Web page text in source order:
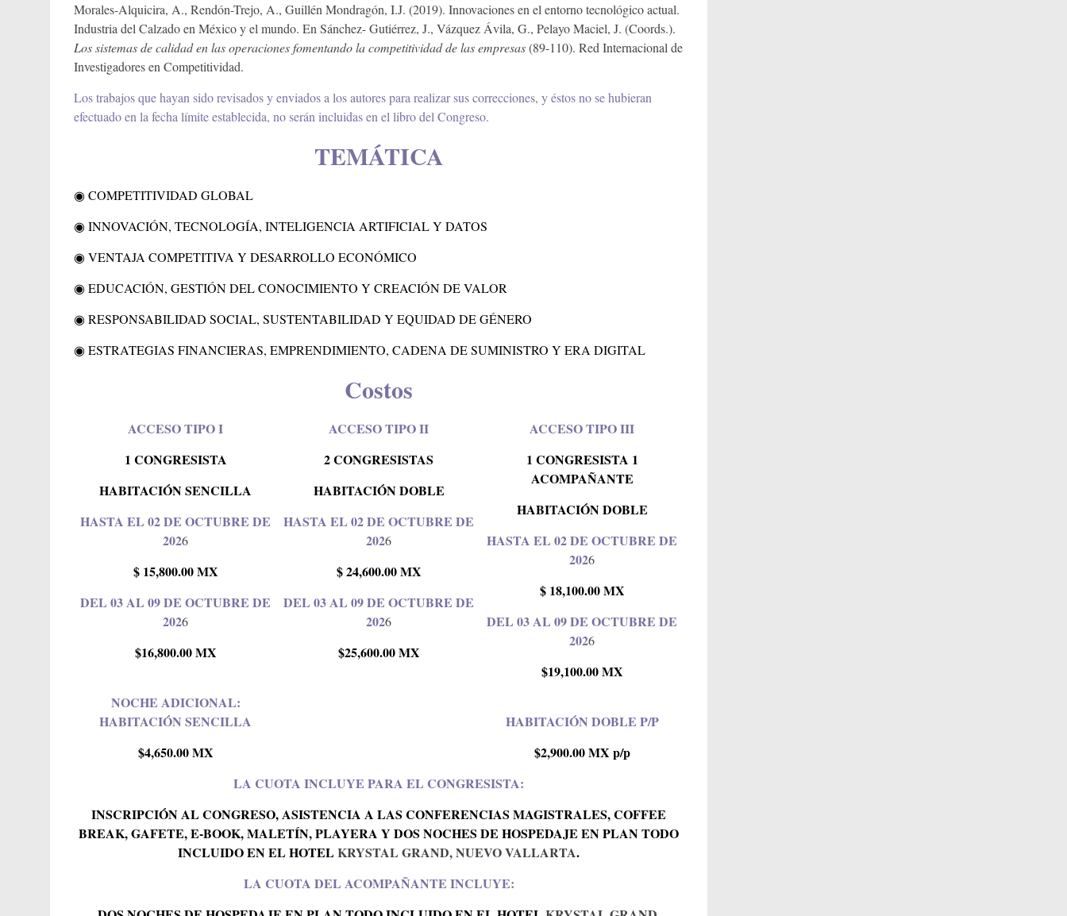
Morales-Alquicira, A., Rendón-Trejo, A., Guillén Mondragón, I.J. (2019). Innovaciones en el entorno tecnológico actual.
Industria del Calzado en México y el mundo. En Sánchez- Gutiérrez, J., Vázquez Ávila, G., Pelayo Maciel, J. (Coords.).
Los sistemas de calidad en las operaciones fomentando la competitividad de las empresas(89-110). Red Internacional de
Investigadores en Competitividad.
Los trabajos que hayan sido revisados y enviados a los autores para realizar sus correcciones, y éstos no se hubieran
efectuado en la fecha límite establecida, no serán incluidas en el libro del Congreso.
TEMÁTICA
◉ COMPETITIVIDAD GLOBAL
◉ INNOVACIÓN, TECNOLOGÍA, INTELIGENCIA ARTIFICIAL Y DATOS
◉ VENTAJA COMPETITIVA Y DESARROLLO ECONÓMICO
◉ EDUCACIÓN, GESTIÓN DEL CONOCIMIENTO Y CREACIÓN DE VALOR
◉ RESPONSABILIDAD SOCIAL, SUSTENTABILIDAD Y EQUIDAD DE GÉNERO
◉ ESTRATEGIAS FINANCIERAS, EMPRENDIMIENTO, CADENA DE SUMINISTRO Y ERA DIGITAL
Costos
ACCESO TIPO I
1 CONGRESISTA
HABITACIÓN SENCILLA
HASTA EL 02 DE OCTUBRE DE
2026
$ 15,800.00 MX
DEL 03 AL 09 DE OCTUBRE DE
2026
$16,800.00 MX
NOCHE ADICIONAL:
HABITACIÓN SENCILLA
$4,650.00MX
ACCESO TIPO II
2 CONGRESISTAS
HABITACIÓN DOBLE
HASTA EL 02 DE OCTUBRE DE
2026
$ 24,600.00 MX
DEL 03 AL 09 DE OCTUBRE DE
2026
$25,600.00 MX
ACCESO TIPO III
1 CONGRESISTA 1
ACOMPAÑANTE
HABITACIÓN DOBLE
HASTA EL 02 DE OCTUBRE DE
2026
$ 18,100.00 MX
DEL 03 AL 09 DE OCTUBRE DE
2026
$19,100.00 MX
HABITACIÓN DOBLE P/P
$2,900.00MX p/p
LA CUOTA INCLUYE PARA EL CONGRESISTA:
INSCRIPCIÓN AL CONGRESO, ASISTENCIA A LAS CONFERENCIAS MAGISTRALES, COFFEE
BREAK, GAFETE, E-BOOK, MALETÍN, PLAYERA Y DOS NOCHES DE HOSPEDAJE EN PLAN TODO
INCLUIDO EN EL HOTELKRYSTAL GRAND, NUEVO VALLARTA.
LA CUOTA DEL ACOMPAÑANTE INCLUYE: